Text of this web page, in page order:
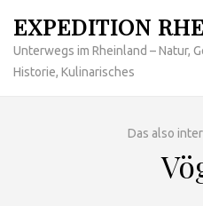
Inhalt
springen
(Enter
EXPEDITION
Unterwegs im Rheinland – Natur,
Historie, Kulinarisches
Das also